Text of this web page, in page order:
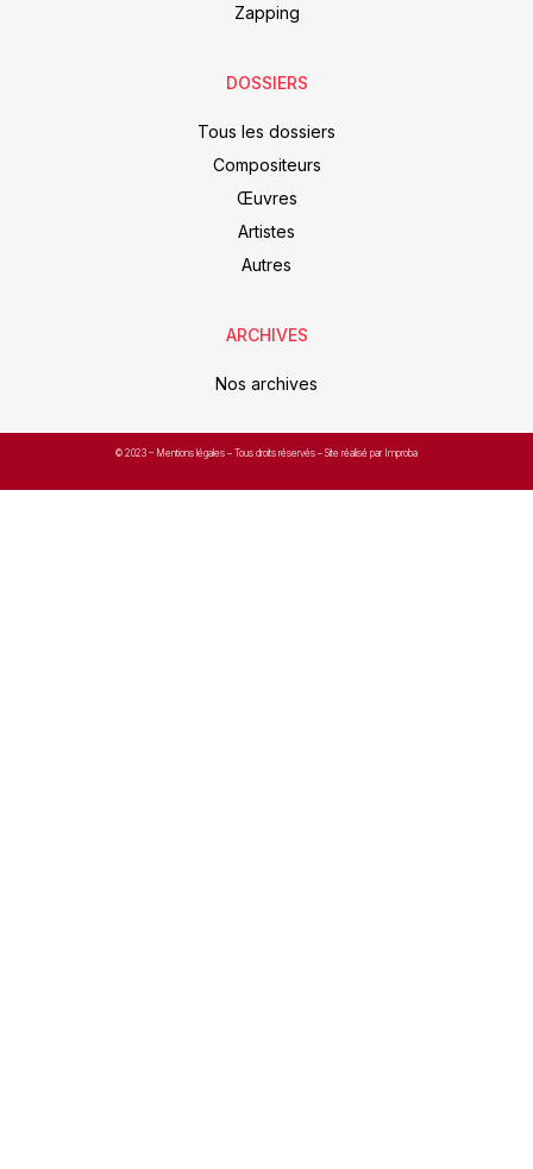
Zapping
DOSSIERS
Tous les dossiers
Compositeurs
Œuvres
Artistes
Autres
ARCHIVES
Nos archives
© 2023 – Mentions légales – Tous droits réservés – Site réalisé par Improba